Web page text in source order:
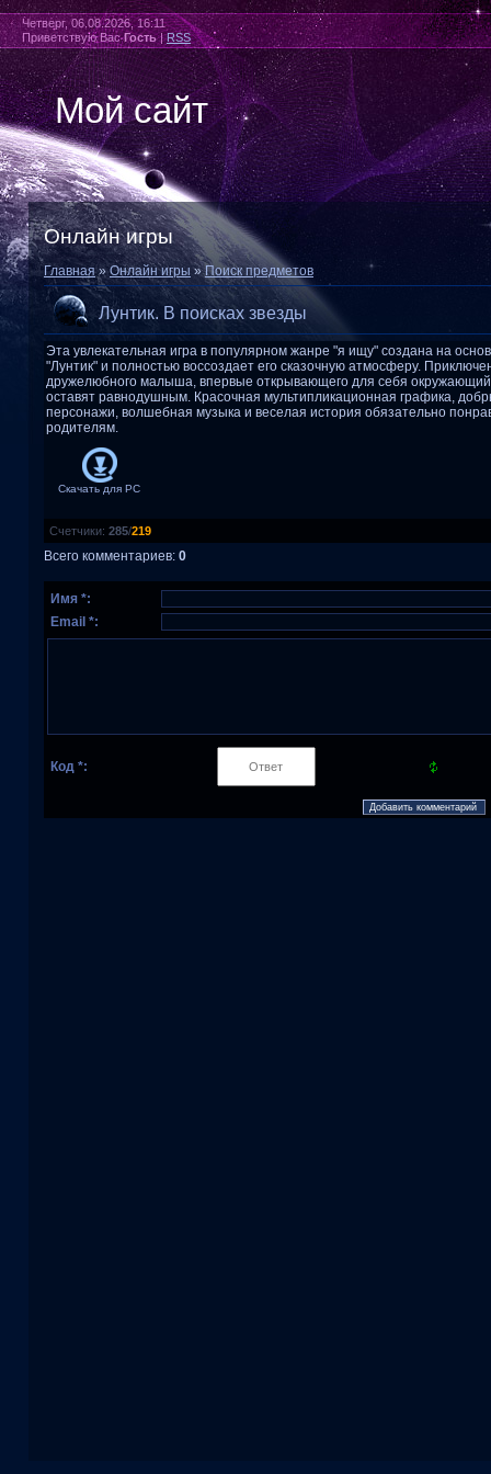
Четверг, 06.08.2026, 16:11
Приветствую Вас Гость|RSS
Мой сайт
Онлайн игры
Главная »Онлайн игры »Поиск предметов
Лунтик. В поисках звезды
Эта увлекательная игра в популярном жанре "я ищу" создана на
"Лунтик" и полностью воссоздает его сказочную атмосферу.
дружелюбного малыша, впервые открывающего для себя окружающий
оставят равнодушным. Красочная мультипликационная графика,
персонажи, волшебная музыка и веселая история обязательно
родителям.
Скачать для PC
Счетчики: 285/219
Всего комментариев: 0
Имя *:
Email *:
Код *: